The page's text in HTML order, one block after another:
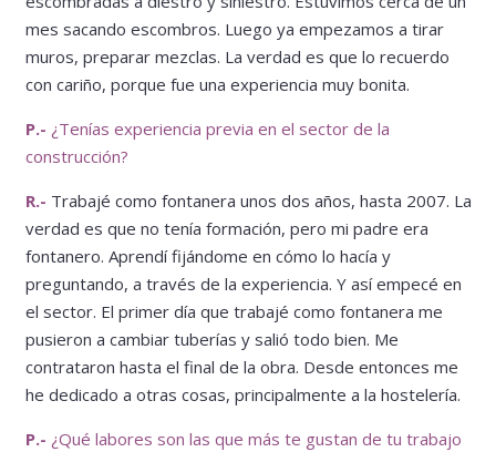
mes sacando escombros. Luego ya empezamos a tirar
muros, preparar mezclas. La verdad es que lo recuerdo
con cariño, porque fue una experiencia muy bonita.
P.- ¿Tenías experiencia previa en el sector de la
construcción?
R.- Trabajé como fontanera unos dos años, hasta 2007. La
verdad es que no tenía formación, pero mi padre era
fontanero. Aprendí fijándome en cómo lo hacía y
preguntando, a través de la experiencia. Y así empecé en
el sector. El primer día que trabajé como fontanera me
pusieron a cambiar tuberías y salió todo bien. Me
contrataron hasta el final de la obra. Desde entonces me
he dedicado a otras cosas, principalmente a la hostelería.
P.- ¿Qué labores son las que más te gustan de tu trabajo